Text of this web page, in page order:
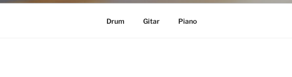
Drum Gitar Piano